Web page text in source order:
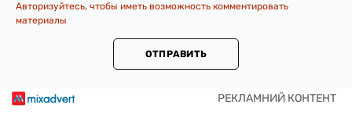
Авторизуйтесь, чтобы иметь возможность комментировать
материалы
ОТПРАВИТЬ